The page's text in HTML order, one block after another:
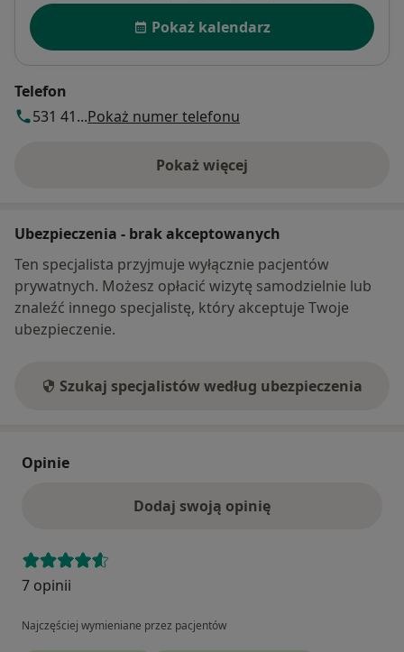
Dostępność
Pokaż kalendarz
Telefon
531 41...Pokaż numer telefonu
Pokaż więcej
o adresie
Ubezpieczenia - brak akceptowanych
Ten specjalista przyjmuje wyłącznie pacjentów
prywatnych. Możesz opłacić wizytę samodzielnie lub
znaleźć innego specjalistę, który akceptuje Twoje
ubezpieczenie.
Szukaj specjalistów według ubezpieczenia
Opinie
Dodaj swoją opinię
7 opinii
Najczęściej wymieniane przez pacjentów